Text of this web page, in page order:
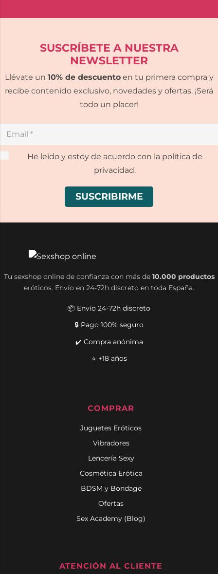
SUSCRÍBETE A NUESTRA
NEWSLETTER
Llévate un 10% de descuentoen tu primera compra y
recibe contenido exclusivo, novedades y ofertas. ¡Será
todo un placer!
He leído y estoy de acuerdo con la política de
privacidad.
Tu sexshop online de confianza con más de 10.000 productos
eróticos. Envío en 24-72h discreto en toda España.
📦 Envío 24-72h discreto
🔒 Pago 100% seguro
✔️ Compra anónima
⭐ +18 años
COMPRAR
Juguetes Eróticos
Vibradores
Lencería Sexy
Cosmética Erótica
BDSM y Bondage
Ofertas
Sex Academy (Blog)
ATENCIÓN AL CLIENTE